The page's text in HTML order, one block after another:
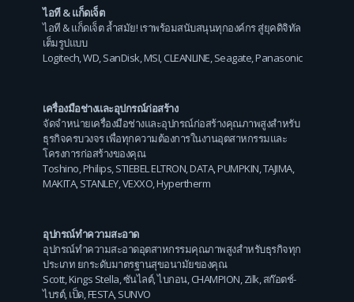
ไอที & แก็ดเจ็ต
ไอที & แก็ดเจ็ต ล้ำสมัย! เราพร้อมสนับสนุนทุกองค์กร สู่ยุคดิจิทัล
เต็มรูปแบบ
Logitech,WD,SanDisk,MSI,CLEANLINE,Seagate,Panasonic
เครื่องมือช่างและอุปกรณ์ก่อสร้าง
จัดจำหน่ายเครื่องมือช่างและอุปกรณ์ก่อสร้างคุณภาพสูงสำหรับ
ธุรกิจครบวงจร เพื่อทุกความต้องการในงานอุตสาหกรรมและ
โครงการก่อสร้างของคุณ
Toshino,Philips,STIEBEL ELTRON,DATA,PUMPKIN,TAJIMA,
MAKITA,STANLEY,VEXXO,Hypertherm
อุปกรณ์ทำความสะอาด
อุปกรณ์ทำความสะอาดอุตสาหกรรมคุณภาพสูงสำหรับธุรกิจทุก
ประเภท ยกระดับมาตรฐานสุขอนามัยของคุณ
Scott,Kings Stella,ซันไลต์,ไบกอน,CHAMPION,Zilk,สก๊อตช์-
ไบรต์,เป็ด,FESTA,SUNVO